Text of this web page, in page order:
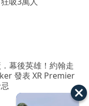
幕後英雄！約翰走
發表 XR Premier